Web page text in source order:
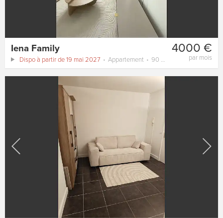
4000 €
par mois
Iena Family
Dispo à partir de 19 mai 2027 Appartement 90 m²